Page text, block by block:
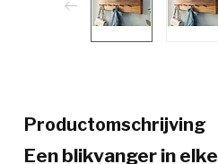
Productomschrijving
Een blikvanger in